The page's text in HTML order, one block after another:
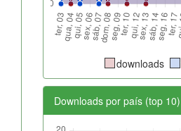
downloads
Downloads por país (top 10)